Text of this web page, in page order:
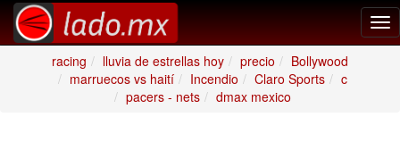
racing
lluvia de estrellas hoy precio
Bollywood
marruecos vs haití
Incendio Claro Sports
c
pacers - nets
dmax mexico